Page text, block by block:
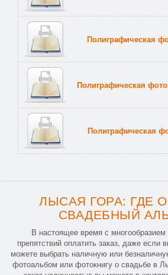
Полиграфическая
Полиграфическая
Полиграфическая
ЛЫСАЯ ГОРА: ГДЕ
СВАДЕБНЫЙ
В настоящее время с многообразием
препятствий оплатить заказ, даже если
можете выбрать наличную или
фотоальбом или фотокнигу о свадьбе в